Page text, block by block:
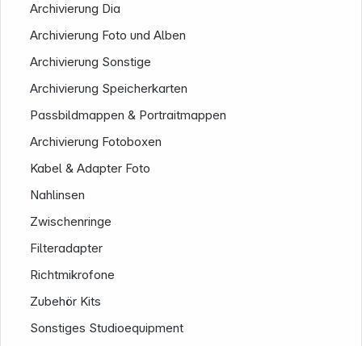
Archivierung Dia
Archivierung Foto und Alben
Archivierung Sonstige
Archivierung Speicherkarten
Passbildmappen & Portraitmappen
Archivierung Fotoboxen
Kabel & Adapter Foto
Nahlinsen
Zwischenringe
Filteradapter
Richtmikrofone
Zubehör Kits
Sonstiges Studioequipment